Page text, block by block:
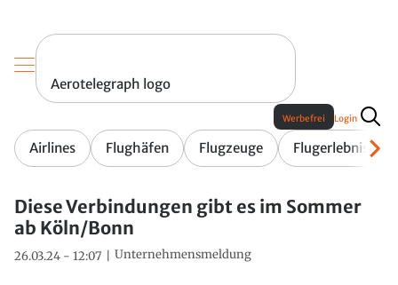
Aerotelegraph logo
Airlines Flughäfen Flugzeuge Flugerlebnis
Werbefrei Login
Diese Verbindungen gibt es im Sommer
ab Köln/Bonn
26.03.24 - 12:07 Unternehmensmeldung